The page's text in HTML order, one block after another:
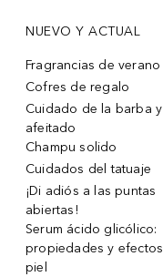
NUEVO Y ACTUAL
Fragrancias de verano
Cofres de regalo
Cuidado de la barba y
afeitado
Champu solido
Cuidados del tatuaje
¡Di adiós a las puntas
abiertas!
Serum ácido glicólico:
propiedades y
piel